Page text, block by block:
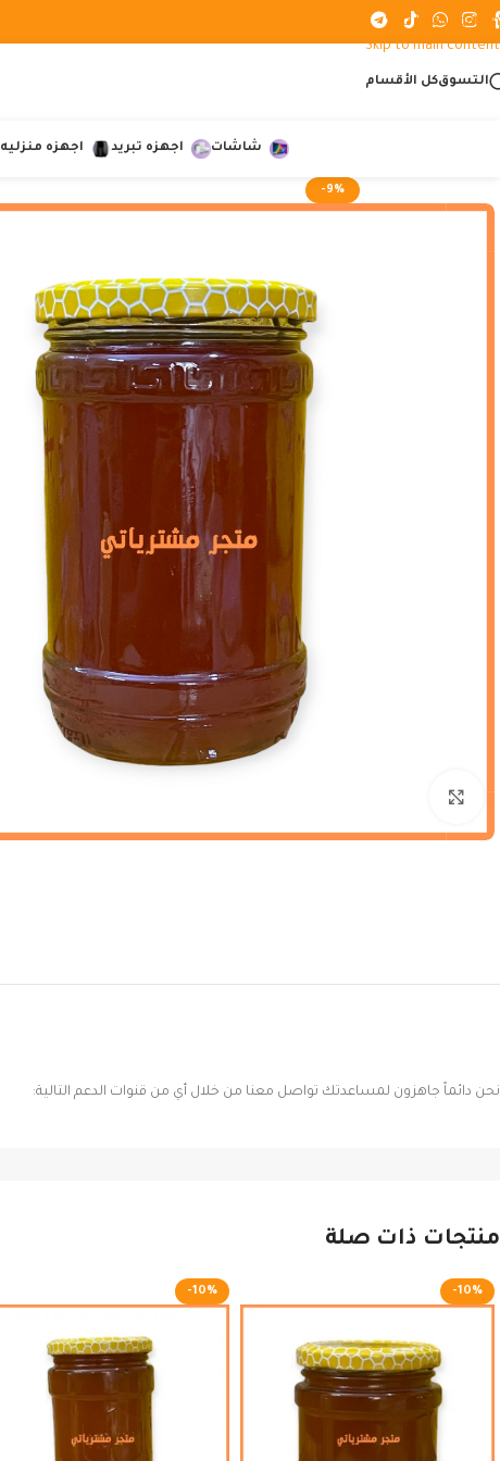
Skip to navigation
Skip to main content
التسوقكل الأقسام
شاشات اجهزه تبريد اجهزه منزليه
-9%
نحن دائماً جاهزون لمساعدتك تواصل معنا من خلال أي من قنوات الدعم التالية:
منتجات ذات صلة
-10%
-10%